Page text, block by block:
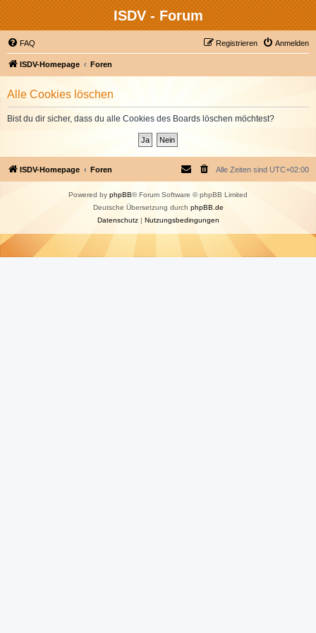
ISDV - Forum
FAQ Anmelden
Registrieren
ISDV-Homepage Foren
Alle Cookies löschen
Bist du dir sicher, dass du alle Cookies des Boards löschen möchtest?
ISDV-Homepage Foren Alle Zeiten sind UTC+02:00
Powered by phpBB® Forum Software © phpBB Limited
Deutsche Übersetzung durch phpBB.de
Datenschutz| Nutzungsbedingungen